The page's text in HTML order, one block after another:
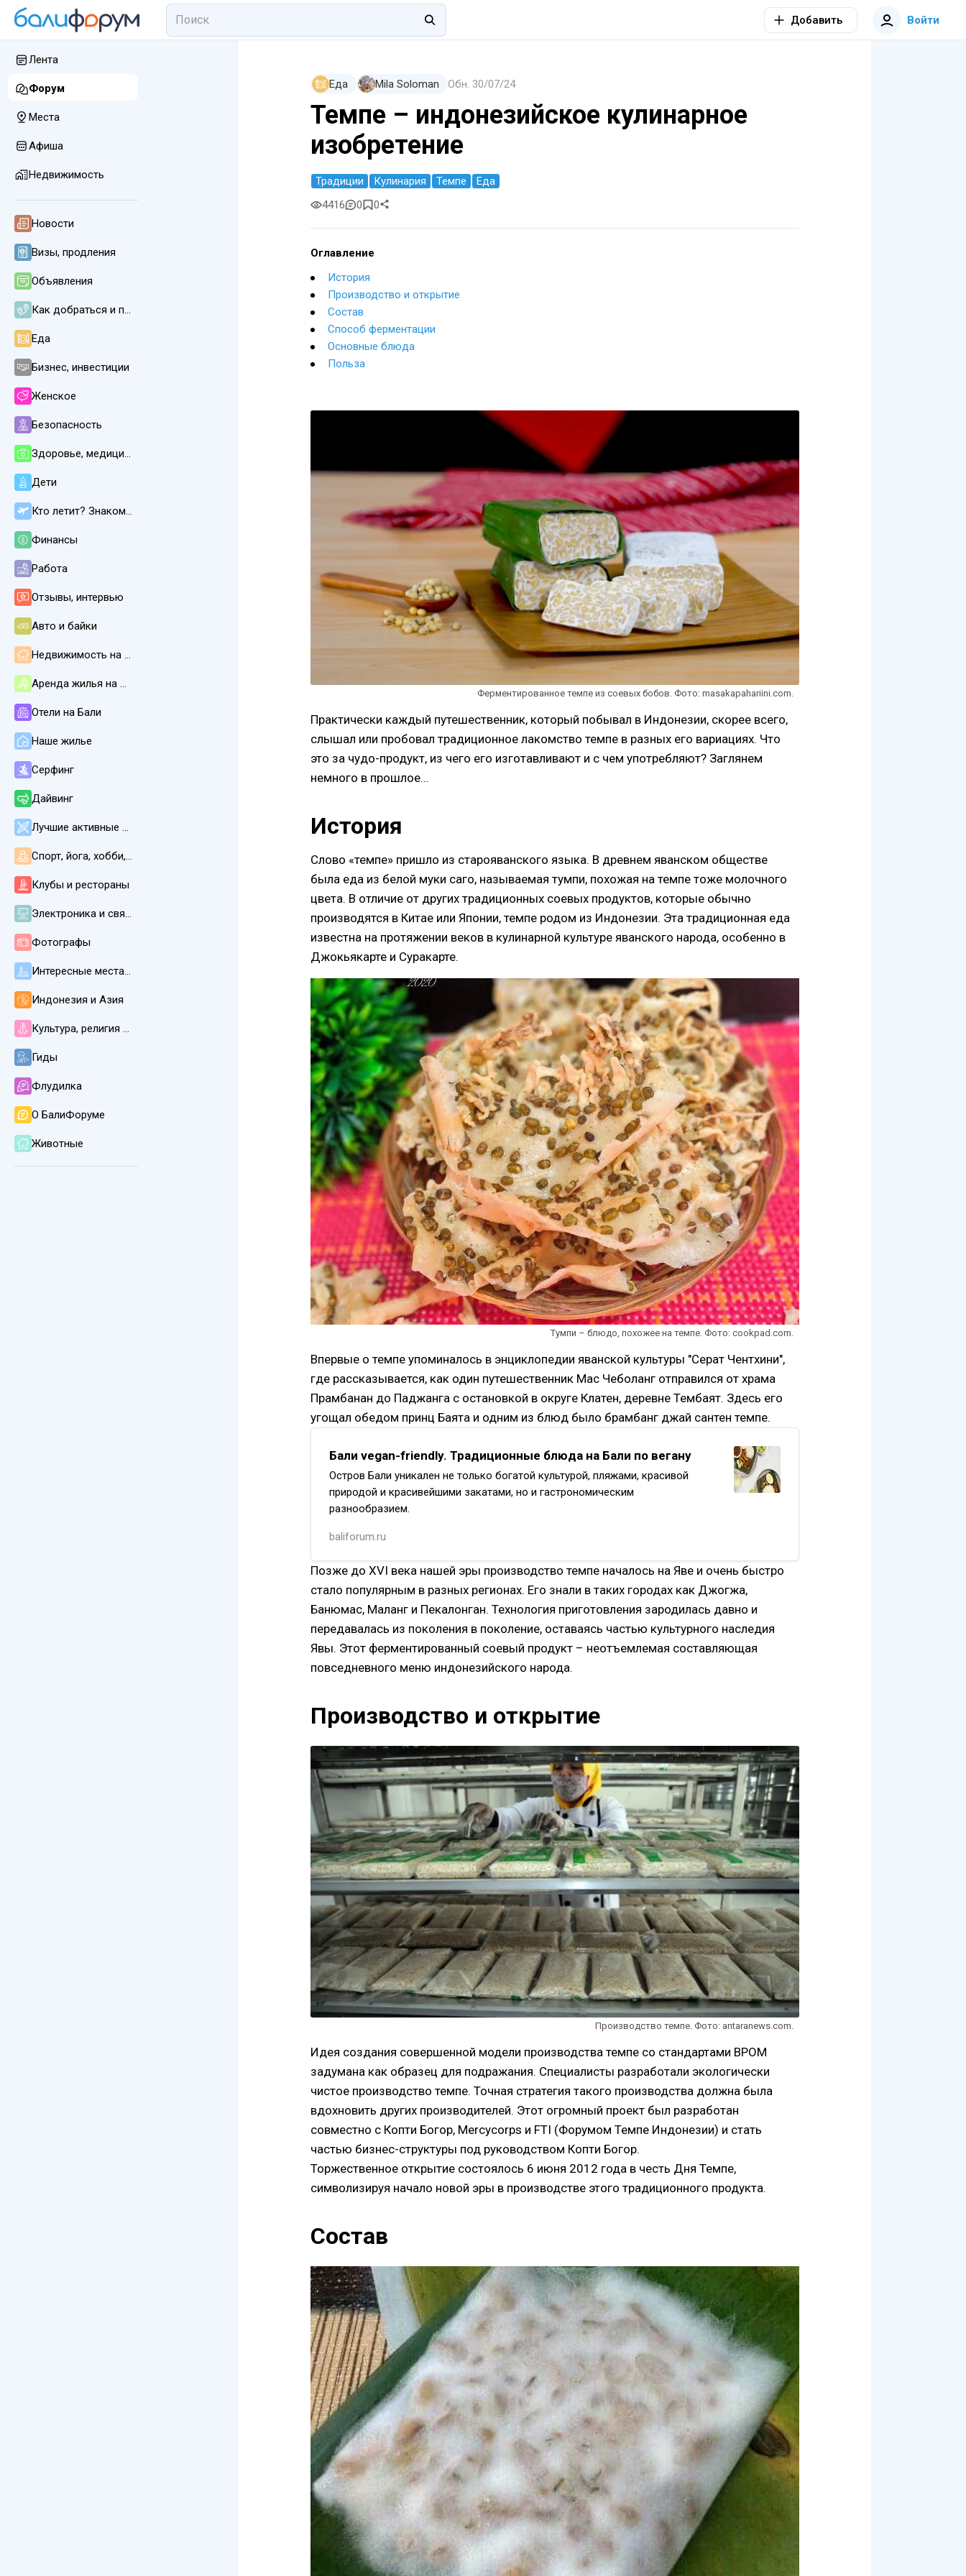
Добавить Войти
Еда Mila Soloman Обн. 30/07/24
Темпе – индонезийское кулинарное
изобретение
Традиции Кулинария Темпе
Еда
4416
0 0
Оглавление
История
Производство и открытие
Состав
Способ ферментации
Основные блюда
Польза
Ферментированное темпе из соевых бобов. Фото: masakapahariini.com.
Практически каждый путешественник, который побывал в Индонезии, скорее всего,
слышал или пробовал традиционное лакомство темпе в разных его вариациях. Что
это за чудо-продукт, из чего его изготавливают и с чем употребляют? Заглянем
немного в прошлое…
История
Слово «темпе» пришло из старояванского языка. В древнем яванском обществе
была еда из белой муки саго, называемая тумпи, похожая на темпе тоже молочного
цвета. В отличие от других традиционных соевых продуктов, которые обычно
производятся в Китае или Японии, темпе родом из Индонезии. Эта традиционная еда
известна на протяжении веков в кулинарной культуре яванского народа, особенно в
Джокьякарте и Суракарте.
Тумпи – блюдо, похожее на темпе. Фото: cookpad.com.
Впервые о темпе упоминалось в энциклопедии яванской культуры "Серат Чентхини",
где рассказывается, как один путешественник Мас Чеболанг отправился от храма
Прамбанан до Паджанга с остановкой в округе Клатен, деревне Тембаят. Здесь его
угощал обедом принц Баята и одним из блюд было брамбанг джай сантен темпе.
Бали vegan-friendly. Традиционные блюда на Бали по вегану
Остров Бали уникален не только богатой культурой, пляжами, красивой
природой и красивейшими закатами, но и гастрономическим
разнообразием.
с каждым годом. И совсем неважно, на каком вы типе питания: веганство,
сыроедение, вегетарианство или же едите мясо — на острове о…
baliforum.ru
Позже до XVI века нашей эры производство темпе началось на Яве и очень быстро
стало популярным в разных регионах. Его знали в таких городах как Джогжа,
Банюмас, Маланг и Пекалонган. Технология приготовления зародилась давно и
передавалась из поколения в поколение, оставаясь частью культурного наследия
Явы. Этот ферментированный соевый продукт – неотъемлемая составляющая
повседневного меню индонезийского народа.
Производство и открытие
Производство темпе. Фото: antaranews.com.
Идея создания совершенной модели производства темпе со стандартами BPOM
задумана как образец для подражания. Специалисты разработали экологически
чистое производство темпе. Точная стратегия такого производства должна была
вдохновить других производителей. Этот огромный проект был разработан
совместно с Копти Богор, Mercycorps и FTI (Форумом Темпе Индонезии) и стать
частью бизнес-структуры под руководством Копти Богор.
Торжественное открытие состоялось 6 июня 2012 года в честь Дня Темпе,
символизируя начало новой эры в производстве этого традиционного продукта.
Состав
Лента
Форум
Места
Афиша
Недвижимость
Новости
Визы, продления
Объявления
Как добраться и передвигаться
Еда
Бизнес, инвестиции
Женское
Безопасность
Здоровье, медицина
Дети
Кто летит? Знакомства
Финансы
Работа
Отзывы, интервью
Авто и байки
Недвижимость на Бали
Аренда жилья на Бали
Отели на Бали
Наше жилье
Серфинг
Дайвинг
Лучшие активные развлечения
Спорт, йога, хобби, СПА, массаж
Клубы и рестораны
Электроника и связь
Фотографы
Интересные места, пляжи, погода и климат
Индонезия и Азия
Культура, религия и язык на Бали
Гиды
Флудилка
О БалиФоруме
Животные